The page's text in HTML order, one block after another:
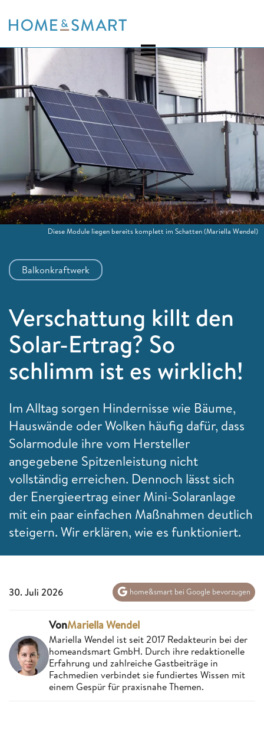
to
Balkonkraftwerk
Verschattung killt den
Solar-Ertrag? So
schlimm ist es wirklich!
Im Alltag sorgen Hindernisse wie Bäume,
Hauswände oder Wolken häufig dafür, dass
Solarmodule ihre vom Hersteller
angegebene Spitzenleistung nicht
vollständig erreichen. Dennoch lässt sich
der Energieertrag einer Mini-Solaranlage
mit ein paar einfachen Maßnahmen deutlich
steigern. Wir erklären, wie es funktioniert.
Diese Module liegen bereits komplett im Schatten(Mariella Wendel)
30. Juli 2026 home&smart bei Google bevorzugen
VonMariella Wendel
Mariella Wendel ist seit 2017 Redakteurin bei der
homeandsmart GmbH. Durch ihre redaktionelle
Erfahrung und zahlreiche Gastbeiträge in
Fachmedien verbindet sie fundiertes Wissen mit
einem Gespür für praxisnahe Themen.